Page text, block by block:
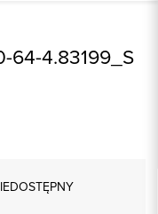
64-4.83199_S